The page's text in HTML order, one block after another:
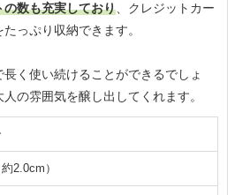
の数も充実しており、クレジットカー
っぷり収納できます。
く使い続けることができるでしょ
の雰囲気を醸し出してくれます。
2.0cm）